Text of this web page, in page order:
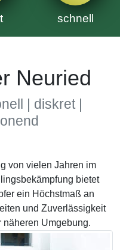
schnell
Neuried
| diskret |
von vielen Jahren im
bietet
ein Höchstmaß an
und Zuverlässigkeit
näheren Umgebung.